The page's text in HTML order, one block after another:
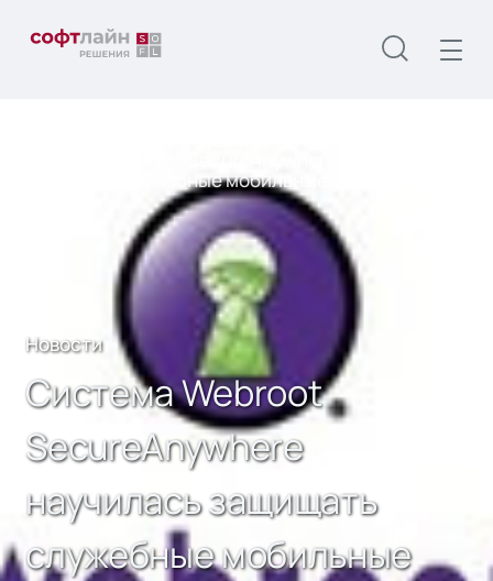
защищать служебные мобильные устройства
Новости
Система Webroot
SecureAnywhere
научилась защищать
служебные мобильные